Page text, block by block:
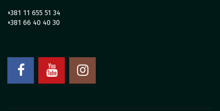
+381 11 655 51 34
+381 66 40 40 30